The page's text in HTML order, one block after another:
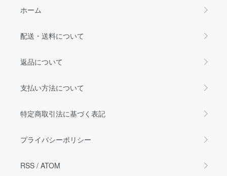
ホーム
配送・送料について
返品について
支払い方法について
特定商取引法に基づく表記
プライバシーポリシー
RSS / ATOM